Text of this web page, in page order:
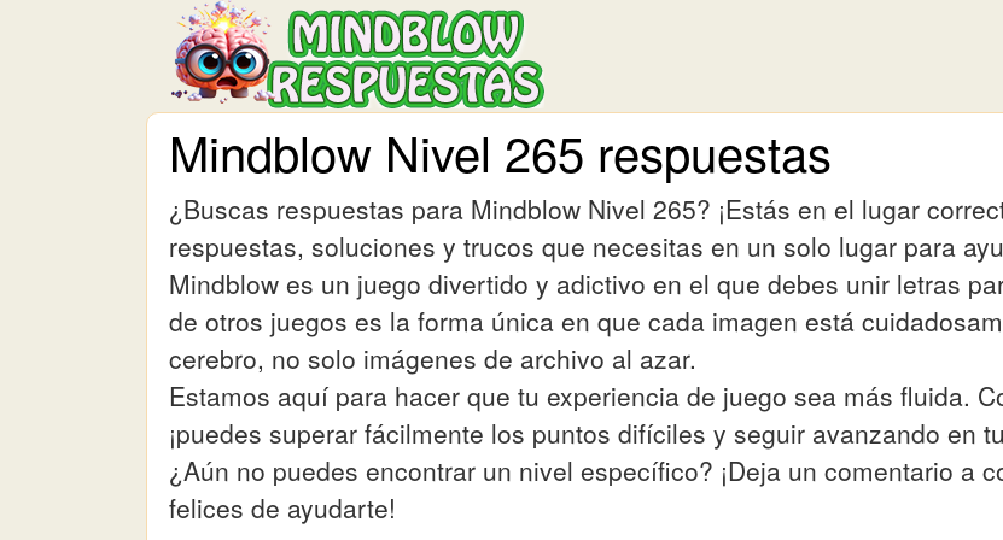
Mindblow Nivel 265 respuestas
¿Buscas respuestas para Mindblow Nivel 265? ¡Estás en el lugar
respuestas, soluciones y trucos que necesitas en un solo lugar para
Mindblow es un juego divertido y adictivo en el que debes unir letras
de otros juegos es la forma única en que cada imagen está
cerebro, no solo imágenes de archivo al azar.
Estamos aquí para hacer que tu experiencia de juego sea más fluida.
¡puedes superar fácilmente los puntos difíciles y seguir avanzando en
¿Aún no puedes encontrar un nivel específico? ¡Deja un comentario a
felices de ayudarte!